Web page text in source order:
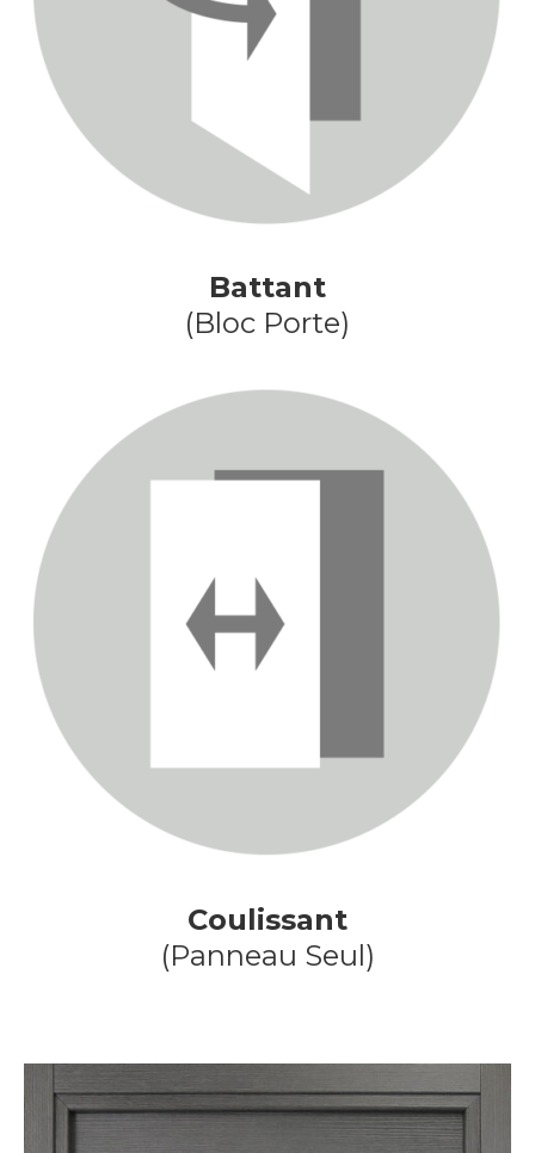
Battant
(Bloc Porte)
Coulissant
(Panneau Seul)